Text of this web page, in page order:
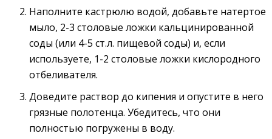
Наполните кастрюлю водой, добавьте натертое
мыло, 2-3 столовые ложки кальцинированной
соды (или 4-5 ст.л. пищевой соды) и, если
используете, 1-2 столовые ложки кислородного
отбеливателя.
Доведите раствор до кипения и опустите в него
грязные полотенца. Убедитесь, что они
полностью погружены в воду.